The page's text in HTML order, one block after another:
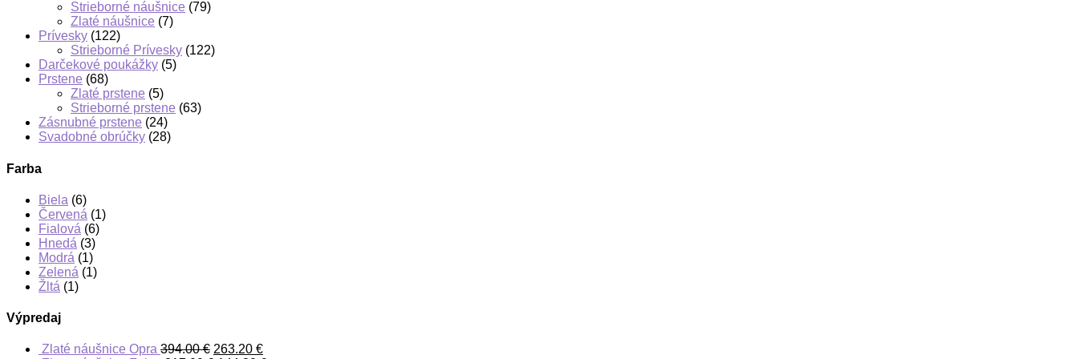
Strieborné náušnice (79)
Zlaté náušnice (7)
Prívesky (122)
Strieborné Prívesky (122)
Darčekové poukážky (5)
Prstene (68)
Zlaté prstene (5)
Strieborné prstene (63)
Zásnubné prstene (24)
Svadobné obrúčky (28)
Farba
Biela (6)
Červená (1)
Fialová (6)
Hnedá (3)
Modrá (1)
Zelená (1)
Žltá (1)
Výpredaj
Zlaté náušnice Opra 394.00€ 263.20 €